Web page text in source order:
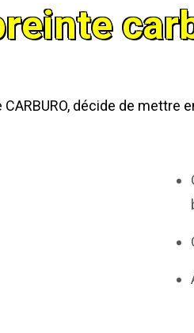
décide de mettre